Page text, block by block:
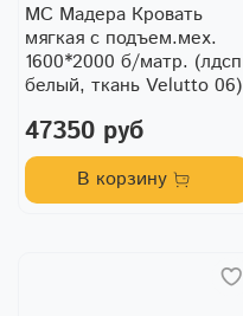
МС Мадера Кровать
мягкая с подъем.мех.
1600*2000 б/матр. (лдсп
белый, ткань Velutto 06)
47350 руб
В корзину